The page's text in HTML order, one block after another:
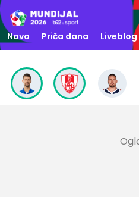
Novo Priča dana Liveblog